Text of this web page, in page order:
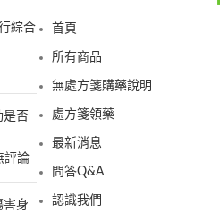
綜合
是否
評論
害身
首頁
所有商品
無處方箋購藥說明
處方箋領藥
最新消息
問答Q&A
認識我們